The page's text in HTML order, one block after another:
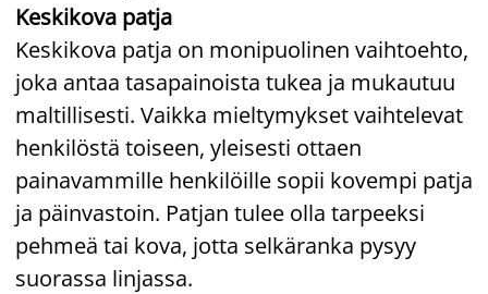
Keskikova patja
Keskikova patja on monipuolinen vaihtoehto,
joka antaa tasapainoista tukea ja mukautuu
maltillisesti. Vaikka mieltymykset vaihtelevat
henkilöstä toiseen, yleisesti ottaen
painavammille henkilöille sopii kovempi patja
ja päinvastoin. Patjan tulee olla tarpeeksi
pehmeä tai kova, jotta selkäranka pysyy
suorassa linjassa.